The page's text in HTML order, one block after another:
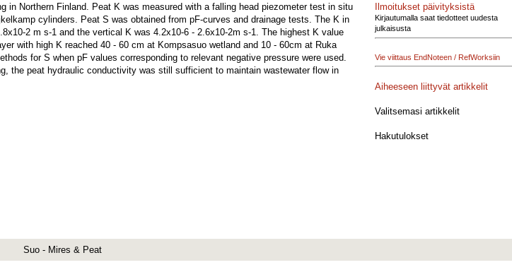
in Northern Finland. Peat K was measured with a falling head piezometer test in situ
cylinders. Peat S was obtained from pF-curves and drainage tests. The K in
2 m s-1 and the vertical K was 4.2x10-6 - 2.6x10-2m s-1. The highest K value
with high K reached 40 - 60 cm at Kompsasuo wetland and 10 - 60cm at Ruka
for S when pF values corresponding to relevant negative pressure were used.
the peat hydraulic conductivity was still sufficient to maintain wastewater flow in
Ilmoitukset päivityksistä
Kirjautumalla saat tiedotteet uudesta
julkaisusta
Vie viittaus EndNoteen / RefWorksiin
Aiheeseen liittyvät artikkelit
Valitsemasi artikkelit
Hakutulokset
Suo - Mires & Peat